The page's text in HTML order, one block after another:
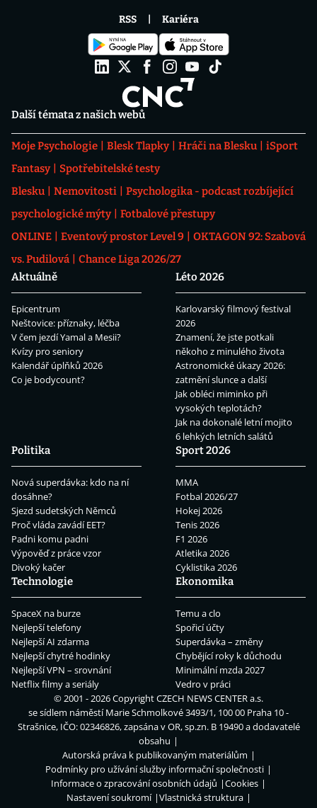
Další témata z našich webů
Moje Psychologie Blesk Tlapky Hráči na Blesku
iSport
Fantasy
Spotřebitelské testy
Blesku
Nemovitosti
Psychologika - podcast rozbíjející
psychologické mýty
Fotbalové přestupy
ONLINE
Eventový prostor Level 9
OKTAGON 92: Szabová
vs. Pudilová
Chance Liga 2026/27
Aktuálně
Epicentrum
Neštovice: příznaky, léčba
V čem jezdí Yamal a Mesii?
Kvízy pro seniory
Kalendář úplňků 2026
Co je bodycount?
Léto 2026
Karlovarský filmový festival
2026
Znamení, že jste potkali
někoho z minulého života
Astronomické úkazy 2026:
zatmění slunce a další
Jak obléci miminko při
vysokých teplotách?
Jak na dokonalé letní mojito
6 lehkých letních salátů
Politika
Nová superdávka: kdo na ní
dosáhne?
Sjezd sudetských Němců
Proč vláda zavádí EET?
Padni komu padni
Výpověď z práce vzor
Divoký kačer
Sport 2026
MMA
Fotbal 2026/27
Hokej 2026
Tenis 2026
F1 2026
Atletika 2026
Cyklistika 2026
Technologie
SpaceX na burze
Nejlepší telefony
Nejlepší AI zdarma
Nejlepší chytré hodinky
Nejlepší VPN – srovnání
Netflix filmy a seriály
Ekonomika
Temu a clo
Spořicí účty
Superdávka – změny
Chybějící roky k důchodu
Minimální mzda 2027
Vedro v práci
RSS Kariéra
© 2001 - 2026 CopyrightCZECH NEWS CENTER a.s.
se sídlem náměstí Marie Schmolkové 3493/1, 100 00 Praha 10 -
Strašnice, IČO: 02346826, zapsána v OR, sp.zn. B 19490 a dodavatelé
obsahu
Autorská práva k publikovaným materiálům
Podmínky pro užívání služby informační společnosti
Informace o zpracování osobních údajů
Cookies
Nastavení soukromí
Vlastnická struktura